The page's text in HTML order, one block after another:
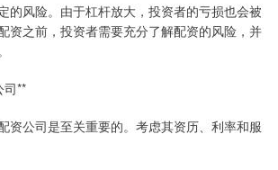
的风险。由于杠杆放大，投资者的亏损也会被
资之前，投资者需要充分了解配资的风险，并
司**
资公司是至关重要的。考虑其资历、利率和服